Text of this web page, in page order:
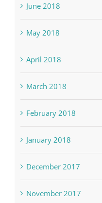
June 2018
May 2018
April 2018
March 2018
February 2018
January 2018
December 2017